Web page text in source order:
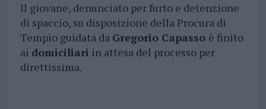
Il giovane, denunciato per furto e detenzione
di spaccio, su disposizione della Procura di
Tempio guidata da Gregorio Capasso è finito
ai domiciliari in attesa del processo per
direttissima.